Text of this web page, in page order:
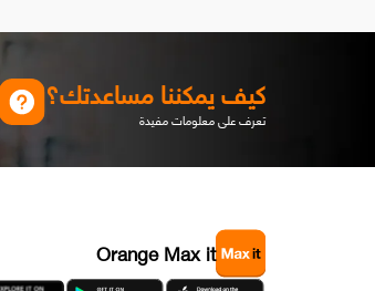
كيف يمكننا مساعدتك؟
تعرف على معلومات مفيدة
Orange Max it